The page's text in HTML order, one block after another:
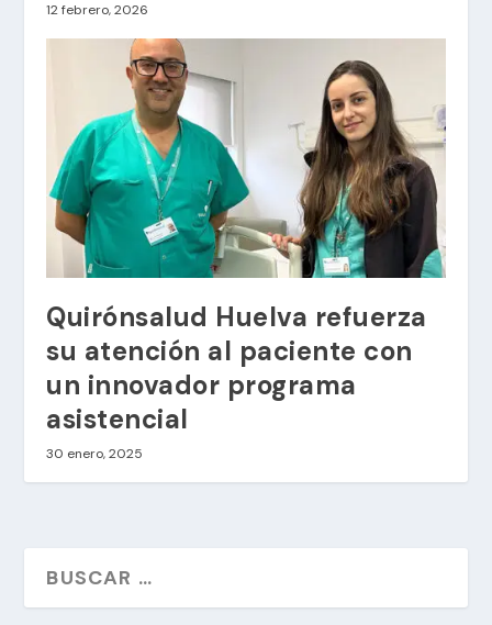
12 febrero, 2026
Quirónsalud Huelva refuerza
su atención al paciente con
un innovador programa
asistencial
30 enero, 2025